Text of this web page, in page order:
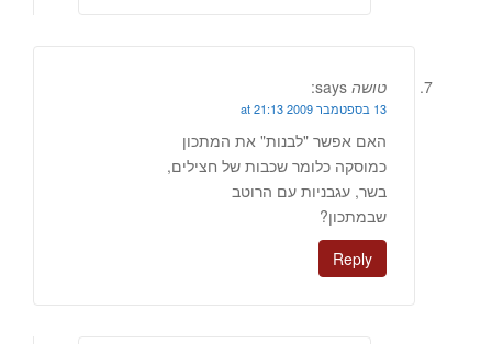
טושה says:
13 בספטמבר 2009 at 21:13
האם אפשר "לבנות" את המתכון
כמוסקה כלומר שכבות של חצילים,
בשר, עגבניות עם הרוטב
שבמתכון?
Reply